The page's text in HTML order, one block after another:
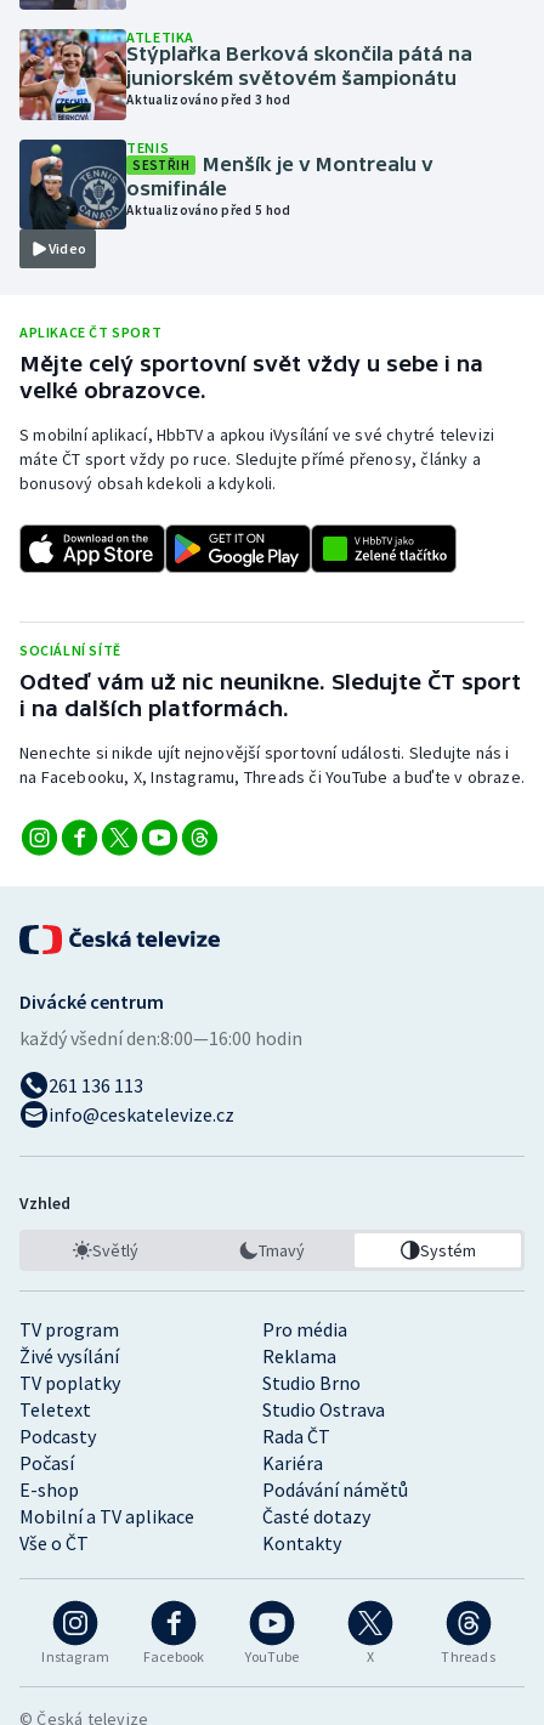
Moderní pětiboj
Motorsport
Parasport
Plavání
Ragby
Rychlobruslení
Rychlostní kanoistika
Short track
Stolní tenis
Triatlon
Veslování
Vodní slalom
Volejbal
Ostatní
ATLETIKA
Stýplařka Berková skončila pátá na
juniorském světovém šampionátu
Aktualizováno před 3 hod
Video
TENIS
SESTŘIH
Menšík je v Montrealu v
osmifinále
Aktualizováno před 5 hod
APLIKACE ČT SPORT
Mějte celý sportovní svět vždy u sebe i na
velké obrazovce.
S mobilní aplikací, HbbTV a apkou iVysílání ve své chytré televizi
máte ČT sport vždy po ruce. Sledujte přímé přenosy, články a
bonusový obsah kdekoli a kdykoli.
SOCIÁLNÍ SÍTĚ
Odteď vám už nic neunikne. Sledujte ČT sport
i na dalších platformách.
Nenechte si nikde ujít nejnovější sportovní události. Sledujte nás i
na Facebooku, X, Instagramu, Threads či YouTube a buďte v obraze.
Instagram Facebook YouTube X Threads
TV program
Pro média
Živé vysílání
Reklama
TV poplatky
Studio Brno
Teletext
Studio Ostrava
Podcasty
Rada ČT
Počasí
Kariéra
E-shop
Podávání námětů
Mobilní a TV aplikace
Časté dotazy
Vše o ČT
Kontakty
Divácké centrum
každý všední den:8:00—16:00 hodin
261 136 113
info@ceskatelevize.cz
Vzhled
Světlý Tmavý Systém
© Česká televize